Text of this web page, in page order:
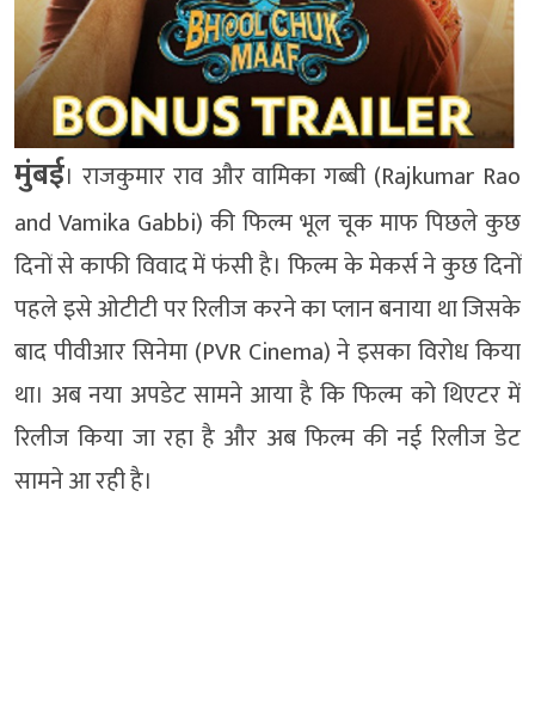
मुंबई। राजकुमार राव और वामिका गब्बी (Rajkumar Rao
and Vamika Gabbi) की फिल्म भूल चूक माफ पिछले कुछ
दिनों से काफी विवाद में फंसी है। फिल्म के मेकर्स ने कुछ दिनों
पहले इसे ओटीटी पर रिलीज करने का प्लान बनाया था जिसके
बाद पीवीआर सिनेमा (PVR Cinema) ने इसका विरोध किया
था। अब नया अपडेट सामने आया है कि फिल्म को थिएटर में
रिलीज किया जा रहा है और अब फिल्म की नई रिलीज डेट
सामने आ रही है।